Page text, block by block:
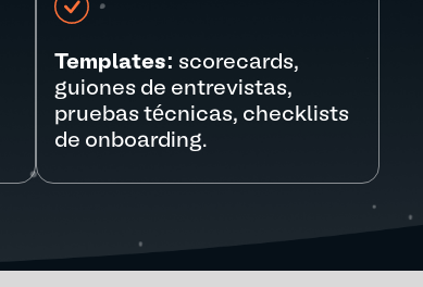
Templates: scorecards,
guiones de entrevistas,
pruebas técnicas, checklists
de onboarding.